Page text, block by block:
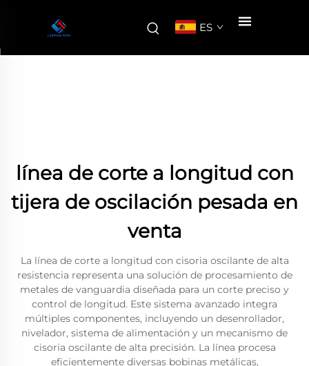
ES
línea de corte a longitud con
tijera de oscilación pesada en
venta
La línea de corte a longitud con cisoria oscilante de alta
resistencia representa una solución de procesamiento de
metales de vanguardia diseñada para un corte preciso y
control de longitud. Este sistema avanzado integra
múltiples componentes, incluyendo un desenrollador,
nivelador, sistema de alimentación y un mecanismo de
cisoria oscilante de alta precisión. La línea procesa
eficientemente diversas bobinas metálicas,